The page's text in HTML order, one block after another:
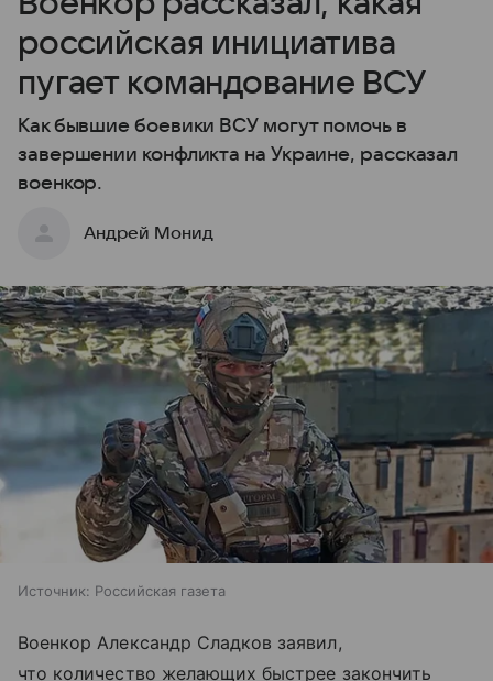
российская инициатива
пугает командование ВСУ
Как бывшие боевики ВСУ могут помочь в
завершении конфликта на Украине, рассказал
военкор.
Андрей Монид
Источник: Российская газета
Военкор Александр Сладков заявил,
что количество желающих быстрее закончить